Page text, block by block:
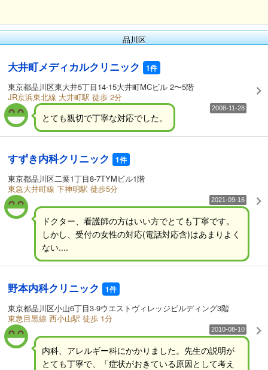
品川区
大井町メディカルクリニック 1件
東京都品川区東大井5丁目14-15大井町MCビル 2〜5階
JR京浜東北線 大井町駅 徒歩 2分
2008-11-28
とても親切で丁寧な対応でした。
すずき内科クリニック 1件
東京都品川区二葉1丁目8-7TYMビル1階
東急大井町線 下神明駅 徒歩5分
2021-09-16
ドクター、看護師の方はいい方でとても丁寧です。
しかし、受付の女性の対応(電話対応含)はあまりよく
ない....
野本内科クリニック 1件
東京都品川区小山6丁目3-9ウエストヴィレッジビルディング3階
東急目黒線 西小山駅 徒歩 1分
2010-08-10
内科、アレルギー科にかかりました。先生の説明が
とても丁寧で、「症状がおきている原因として考え